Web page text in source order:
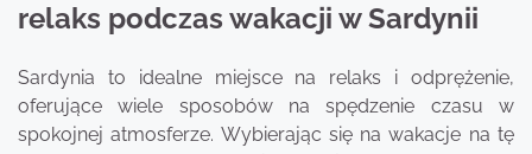
relaks podczas wakacji w Sardynii
Sardynia to idealne miejsce na relaks i odprężenie,
oferujące wiele sposobów na spędzenie czasu w
spokojnej atmosferze. Wybierając się na wakacje na tę